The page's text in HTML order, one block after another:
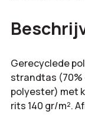
totaal:
Gerecyclede
strandtas (70%
polyester) met
rits 140 gr/m².